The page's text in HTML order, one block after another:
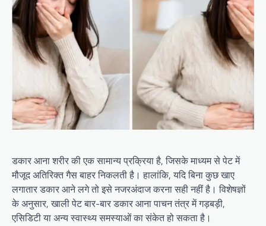
डकार आना शरीर की एक सामान्य प्रक्रिया है, जिसके माध्यम से पेट में
मौजूद अतिरिक्त गैस बाहर निकलती है। हालांकि, यदि बिना कुछ खाए
लगातार डकार आने लगे तो इसे नजरअंदाज करना सही नहीं है। विशेषज्ञों
के अनुसार, खाली पेट बार-बार डकार आना पाचन तंत्र में गड़बड़ी,
एसिडिटी या अन्य स्वास्थ्य समस्याओं का संकेत हो सकता है।